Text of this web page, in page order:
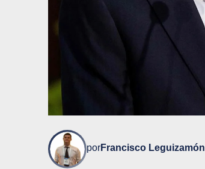
porFrancisco Leguizamón